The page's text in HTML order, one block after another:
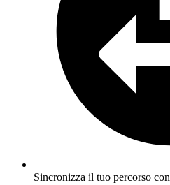
Sincronizza il tuo percorso con